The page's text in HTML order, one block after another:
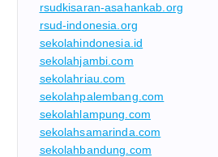
rsudkisaran-asahankab.org
rsud-indonesia.org
sekolahindonesia.id
sekolahjambi.com
sekolahriau.com
sekolahpalembang.com
sekolahlampung.com
sekolahsamarinda.com
sekolahbandung.com